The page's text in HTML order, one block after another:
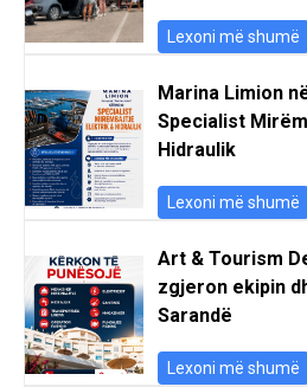
Lexoni më shumë
Marina Limion
Specialist
Hidraulik
Lexoni më shumë
Art & Tourism
zgjeron ekipin
Sarandë
Lexoni më shumë